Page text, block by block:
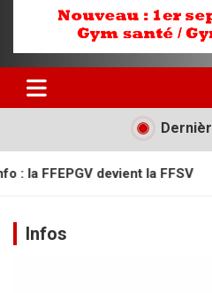
la FFSV Semaine du
Infos